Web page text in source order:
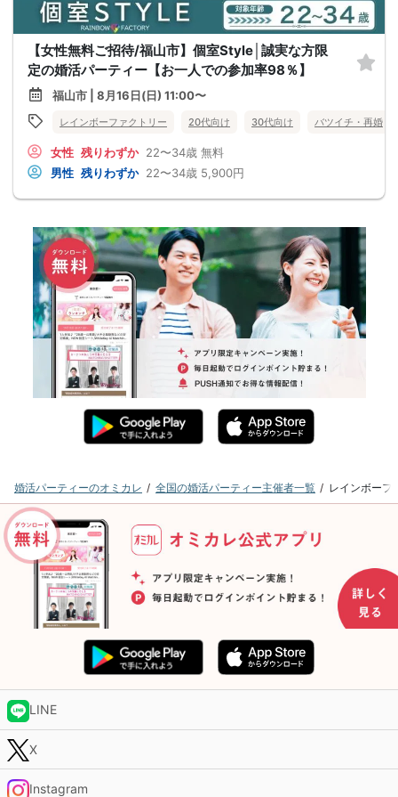
【女性無料ご招待/福山市】個室Style│誠実な方限
定の婚活パーティー【お一人での参加率98％】
福山市 | 8月16日(日) 11:00〜
レインボーファクトリー 20代向け 30代向け バツイチ・再婚
女性 残りわずか 22〜34歳 無料
男性 残りわずか 22〜34歳 5,900円
婚活パーティーのオミカレ 全国の婚活パーティー主催者一覧 レインボーフ
LINE
X
Instagram